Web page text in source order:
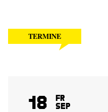
TERMINE
18 Fr
Sep